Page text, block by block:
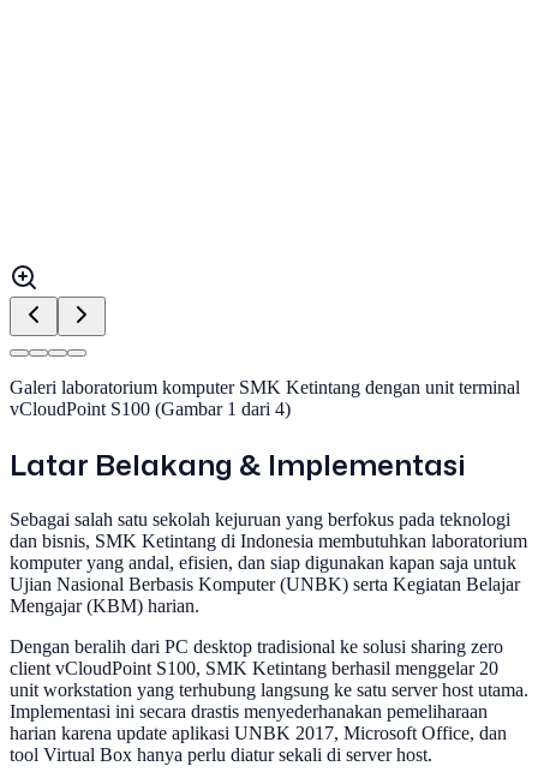
Galeri laboratorium komputer SMK Ketintang dengan unit terminal
vCloudPoint S100 (Gambar 1 dari 4)
Latar Belakang & Implementasi
Sebagai salah satu sekolah kejuruan yang berfokus pada teknologi
dan bisnis, SMK Ketintang di Indonesia membutuhkan laboratorium
komputer yang andal, efisien, dan siap digunakan kapan saja untuk
Ujian Nasional Berbasis Komputer (UNBK) serta Kegiatan Belajar
Mengajar (KBM) harian.
Dengan beralih dari PC desktop tradisional ke solusi sharing zero
client vCloudPoint S100, SMK Ketintang berhasil menggelar 20
unit workstation yang terhubung langsung ke satu server host utama.
Implementasi ini secara drastis menyederhanakan pemeliharaan
harian karena update aplikasi UNBK 2017, Microsoft Office, dan
tool Virtual Box hanya perlu diatur sekali di server host.